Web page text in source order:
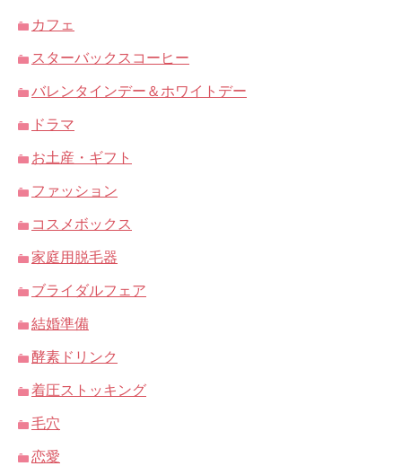
カフェ
スターバックスコーヒー
バレンタインデー＆ホワイトデー
ドラマ
お土産・ギフト
ファッション
コスメボックス
家庭用脱毛器
ブライダルフェア
結婚準備
酵素ドリンク
着圧ストッキング
毛穴
恋愛